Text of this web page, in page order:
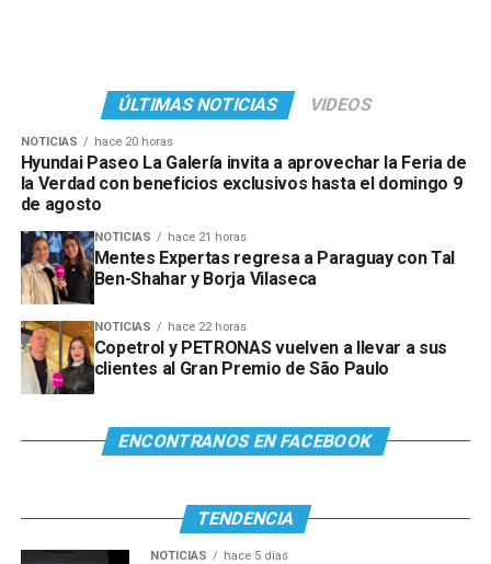
ÚLTIMAS NOTICIAS VIDEOS
NOTICIAS hace 20 horas
Hyundai Paseo La Galería invita a aprovechar la Feria de
la Verdad con beneficios exclusivos hasta el domingo 9
de agosto
NOTICIAS hace 21 horas
Mentes Expertas regresa a Paraguay con Tal
Ben-Shahar y Borja Vilaseca
NOTICIAS hace 22 horas
Copetrol y PETRONAS vuelven a llevar a sus
clientes al Gran Premio de São Paulo
ENCONTRANOS EN FACEBOOK
TENDENCIA
NOTICIAS hace 5 días